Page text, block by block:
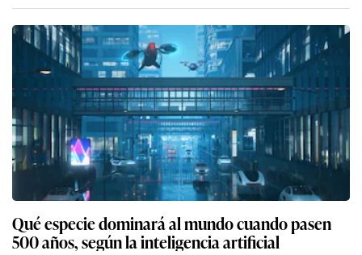
Qué especie dominará al mundo cuando pasen
500 años, según la inteligencia artificial